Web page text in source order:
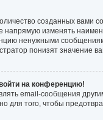
созданных вами
изменять
ненужными
понизят значение
на конференцию!
email-сообщения
для того, чтобы